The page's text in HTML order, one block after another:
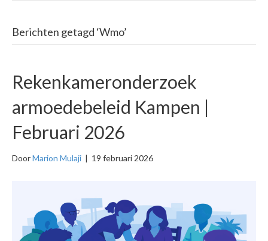
Berichten getagd ‘Wmo’
Rekenkameronderzoek
armoedebeleid Kampen |
Februari 2026
DoorMarion Mulaji | 19 februari 2026